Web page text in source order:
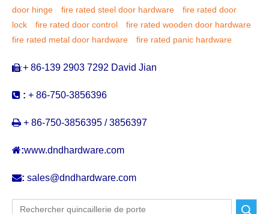
door hinge
fire rated steel door hardware
fire rated door
lock
fire rated door control
fire rated wooden door hardware
fire rated metal door hardware
fire rated panic hardware
:+ 86-139 2903 7292 David Jian
 : + 86-750-3856396
 + 86-750-3856395 / 3856397
:www.dndhardware.com
: sales@dndhardware.com